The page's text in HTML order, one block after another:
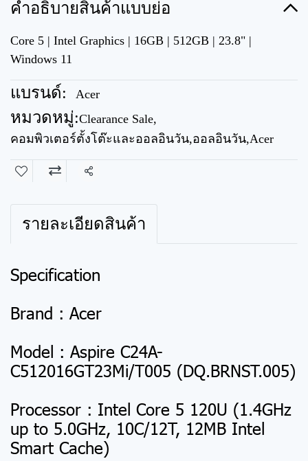
คำอธิบายสินค้าแบบย่อ
Core 5 | Intel Graphics | 16GB | 512GB | 23.8" |
Windows 11
แบรนด์: Acer
หมวดหมู่:Clearance Sale,
คอมพิวเตอร์ตั้งโต๊ะและออลอินวัน,ออลอินวัน,Acer
แชร์
รายละเอียดสินค้า
Specification
Brand : Acer
Model : Aspire C24A-
C512016GT23Mi/T005 (DQ.BRNST.005)
Processor : Intel Core 5 120U (1.4GHz
up to 5.0GHz, 10C/12T, 12MB Intel
Smart Cache)